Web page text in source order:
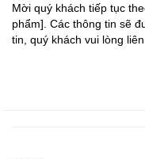
Mời quý khách tiếp tục
phẩm]. Các thông tin sẽ
tin, quý khách vui lòng